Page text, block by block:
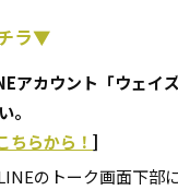
ラ▼
アカウント「ウェイ
。
ちらから！ ]
のトーク画面下部